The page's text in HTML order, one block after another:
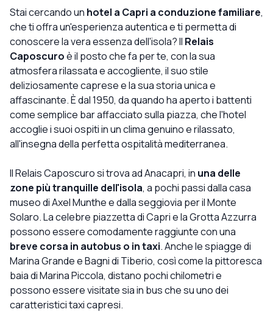
Stai cercando un hotel a Capri a conduzione familiare,
che ti offra un'esperienza autentica e ti permetta di
conoscere la vera essenza dell'isola? Il Relais
Caposcuroè il posto che fa per te, con la sua
atmosfera rilassata e accogliente, il suo stile
deliziosamente caprese e la sua storia unica e
affascinante. È dal 1950, da quando ha aperto i battenti
come semplice bar affacciato sulla piazza, che l'hotel
accoglie i suoi ospiti in un clima genuino e rilassato,
all'insegna della perfetta ospitalità mediterranea.
Il Relais Caposcuro si trova ad Anacapri, in una delle
zone più tranquille dell'isola, a pochi passi dalla casa
museo di Axel Munthe e dalla seggiovia per il Monte
Solaro. La celebre piazzetta di Capri e la Grotta Azzurra
possono essere comodamente raggiunte con una
breve corsa in autobus o in taxi. Anche le spiagge di
Marina Grande e Bagni di Tiberio, così come la pittoresca
baia di Marina Piccola, distano pochi chilometri e
possono essere visitate sia in bus che su uno dei
caratteristici taxi capresi.